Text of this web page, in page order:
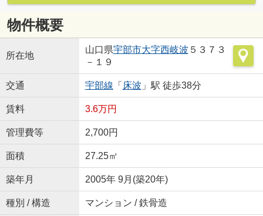
物件概要
所在地
山口県宇部市大字西岐波 ５３７３
－１９
交通 宇部線 「 床波 」駅 徒歩38分
賃料 3.6万円
管理費等 2,700円
面積 27.25㎡
築年月 2005年 9月(築20年)
種別 / 構造 マンション / 鉄骨造